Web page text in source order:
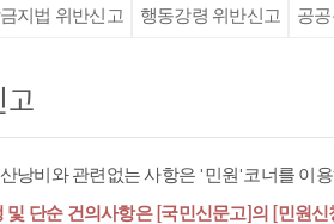
지법 위반신고 행동강령 위반신고 공
고
낭비와 관련없는 사항은 '민원'코너를 이
및 단순 건의사항은 [국민신문고]의 [민원